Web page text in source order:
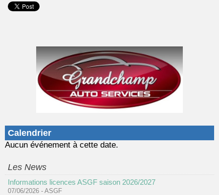
Calendrier
Aucun événement à cette date.
Les News
Informations licences ASGF saison 2026/2027
07/06/2026 - ASGF